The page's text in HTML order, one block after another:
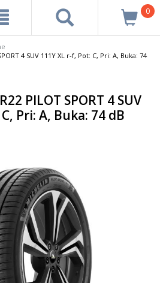
0
4 SUV 111Y XL r-f, Pot: C, Pri: A, Buka: 74
PILOT SPORT 4 SUV
Pri: A, Buka: 74 dB